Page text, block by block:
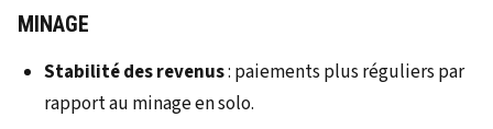
MINAGE
Stabilité des revenus: paiements plus réguliers par
rapport au minage en solo.